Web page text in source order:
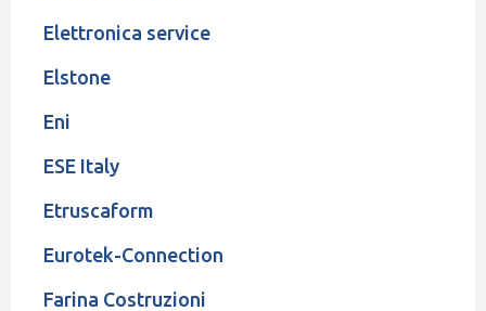
Elettronica service
Elstone
Eni
ESE Italy
Etruscaform
Eurotek-Connection
Farina Costruzioni